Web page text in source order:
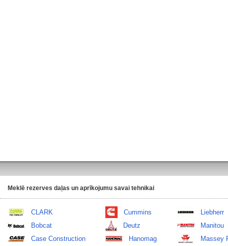
Meklē rezerves daļas un aprīkojumu savai tehnikai
CLARK
Bobcat
Case Construction
Cummins
Deutz
Hanomag
Liebherr
Manitou
Massey